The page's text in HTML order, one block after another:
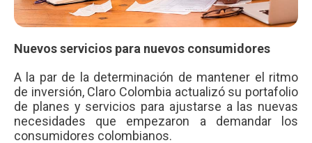
Nuevos servicios para nuevos consumidores
A la par de la determinación de mantener el ritmo
de inversión, Claro Colombia actualizó su portafolio
de planes y servicios para ajustarse a las nuevas
necesidades que empezaron a demandar los
consumidores colombianos.